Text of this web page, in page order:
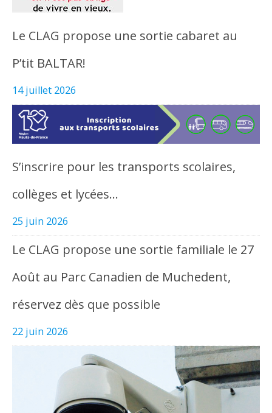
Le CLAG propose une sortie cabaret au
P’tit BALTAR!
14 juillet 2026
S’inscrire pour les transports scolaires,
collèges et lycées…
25 juin 2026
Le CLAG propose une sortie familiale le 27
Août au Parc Canadien de Muchedent,
réservez dès que possible
22 juin 2026